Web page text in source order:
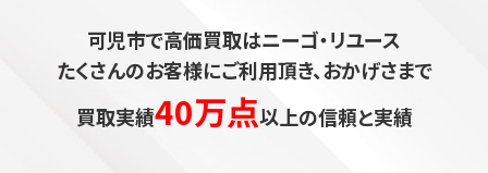
可児市で高価買取はニーゴ・リユース
たくさんのお客様にご利用頂き、おかげさまで
買取実績40万点以上の信頼と実績